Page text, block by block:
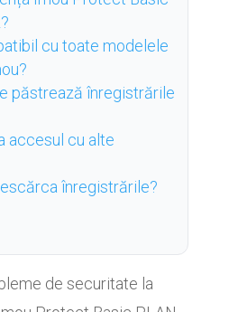
cu toate modelele
păstrează înregistrările
accesul cu alte
înregistrările?
de securitate la